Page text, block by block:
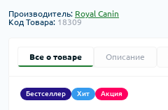
Производитель: Royal Canin
Код Товара: 18309
Все о товаре Описание
Бестселлер Хит Акция